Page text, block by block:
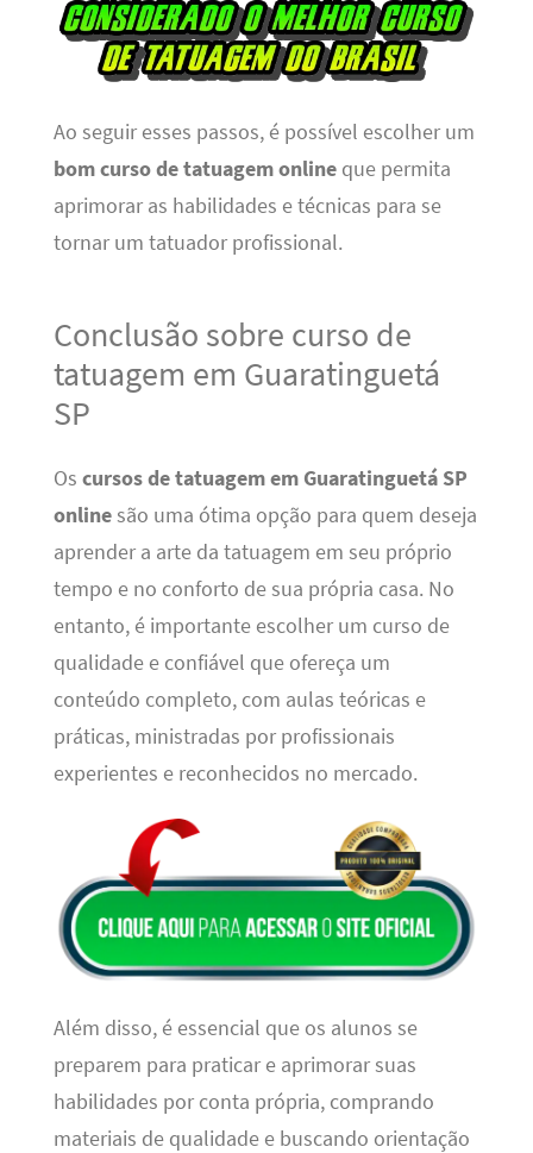
Ao seguir esses passos, é possível escolher um
bom curso de tatuagem onlineque permita
aprimorar as habilidades e técnicas para se
tornar um tatuador profissional.
Conclusão sobre curso de
tatuagem em Guaratinguetá
SP
Os cursos de tatuagem em Guaratinguetá SP
onlinesão uma ótima opção para quem deseja
aprender a arte da tatuagem em seu próprio
tempo e no conforto de sua própria casa. No
entanto, é importante escolher um curso de
qualidade e confiável que ofereça um
conteúdo completo, com aulas teóricas e
práticas, ministradas por profissionais
experientes e reconhecidos no mercado.
Além disso, é essencial que os alunos se
preparem para praticar e aprimorar suas
habilidades por conta própria, comprando
materiais de qualidade e buscando orientação